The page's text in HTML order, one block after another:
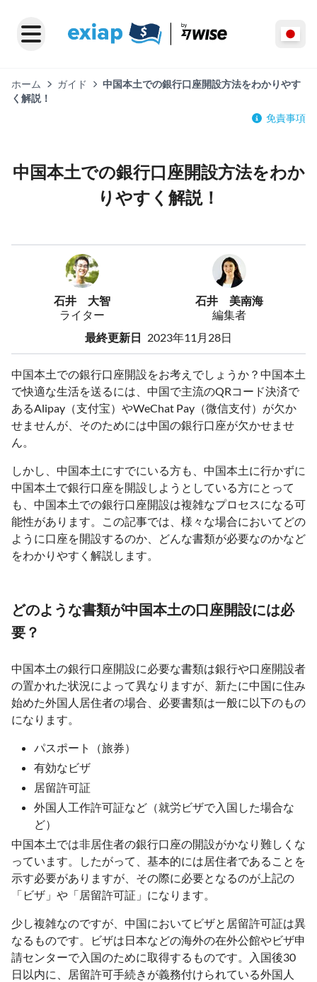
ホーム ガイド
中国本土での銀行口座開設方法をわかりやす
く解説！
免責事項
中国本土での銀行口座開設方法をわか
りやすく解説！
石井 大智
ライター
石井 美南海
編集者
最終更新日 2023年11月28日
中国本土での銀行口座開設をお考えでしょうか？中国本土
で快適な生活を送るには、中国で主流のQRコード決済で
あるAlipay（支付宝）やWeChat Pay（微信支付）が欠か
せませんが、そのためには中国の銀行口座が欠かせませ
ん。
しかし、中国本土にすでにいる方も、中国本土に行かずに
中国本土で銀行口座を開設しようとしている方にとって
も、中国本土での銀行口座開設は複雑なプロセスになる可
能性があります。この記事では、様々な場合においてどの
ように口座を開設するのか、どんな書類が必要なのかなど
をわかりやすく解説します。
どのような書類が中国本土の口座開設には必
要？
中国本土の銀行口座開設に必要な書類は銀行や口座開設者
の置かれた状況によって異なりますが、新たに中国に住み
始めた外国人居住者の場合、必要書類は一般に以下のもの
になります。
パスポート（旅券）
有効なビザ
居留許可証
外国人工作許可証など（就労ビザで入国した場合な
ど）
中国本土では非居住者の銀行口座の開設がかなり難しくな
っています。したがって、基本的には居住者であることを
示す必要がありますが、その際に必要となるのが上記の
「ビザ」や「居留許可証」になります。
少し複雑なのですが、中国においてビザと居留許可証は異
なるものです。ビザは日本などの海外の在外公館やビザ申
請センターで入国のために取得するものです。入国後30
日以内に、居留許可手続きが義務付けられている外国人